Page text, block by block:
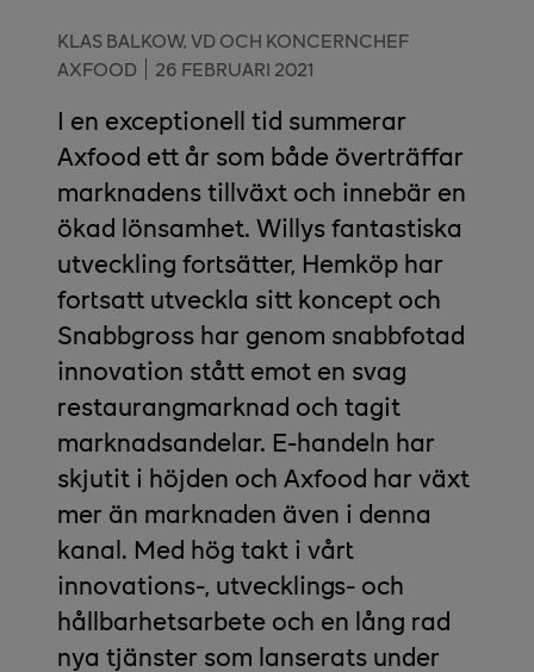
KLAS BALKOW, VD OCH KONCERNCHEF
AXFOOD
26 FEBRUARI 2021
I en exceptionell tid summerar
Axfood ett år som både överträffar
marknadens tillväxt och innebär en
ökad lönsamhet. Willys fantastiska
utveckling fortsätter, Hemköp har
fortsatt utveckla sitt koncept och
Snabbgross har genom snabbfotad
innovation stått emot en svag
restaurangmarknad och tagit
marknadsandelar. E-handeln har
skjutit i höjden och Axfood har växt
mer än marknaden även i denna
kanal. Med hög takt i vårt
innovations-, utvecklings- och
hållbarhetsarbete och en lång rad
nya tjänster som lanserats under